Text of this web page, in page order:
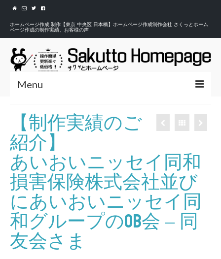
ホームページ作成 制作【東京 中央区 日本橋】ホームページ作成制作会社 さくっとホーム
ページ作成の制作実績、お客様の声
Menu
HOME
ホーム
WORKS
制作実績
CUSTOMER’S VOICE
お客様の声
CONTACT
お問合せ
【制作実績のご
紹介】
あいおいニッセイ同和
損害保険株式会社並び
にあいおいニッセイ同
和グループのOB会 – 同
友会さま